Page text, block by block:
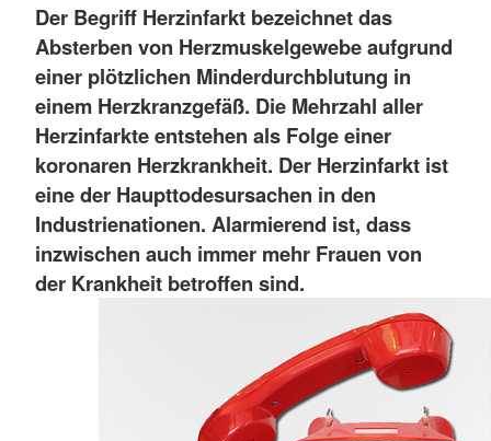
Der Begriff Herzinfarkt bezeichnet das
Absterben von Herzmuskelgewebe aufgrund
einer plötzlichen Minderdurchblutung in
einem Herzkranzgefäß. Die Mehrzahl aller
Herzinfarkte entstehen als Folge einer
koronaren Herzkrankheit. Der Herzinfarkt ist
eine der Haupttodesursachen in den
Industrienationen. Alarmierend ist, dass
inzwischen auch immer mehr Frauen von
der Krankheit betroffen sind.